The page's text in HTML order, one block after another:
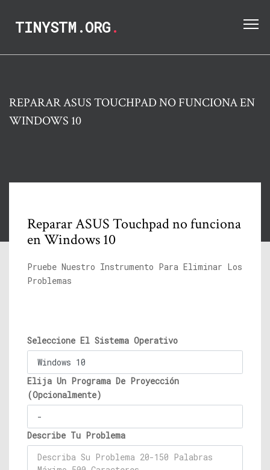
TINYSTM.ORG.
REPARAR ASUS TOUCHPAD NO FUNCIONA EN
WINDOWS 10
Reparar ASUS Touchpad no funciona
en Windows 10
Pruebe Nuestro Instrumento Para Eliminar Los
Problemas
Seleccione El Sistema Operativo
Elija Un Programa De Proyección
(Opcionalmente)
Describe Tu Problema